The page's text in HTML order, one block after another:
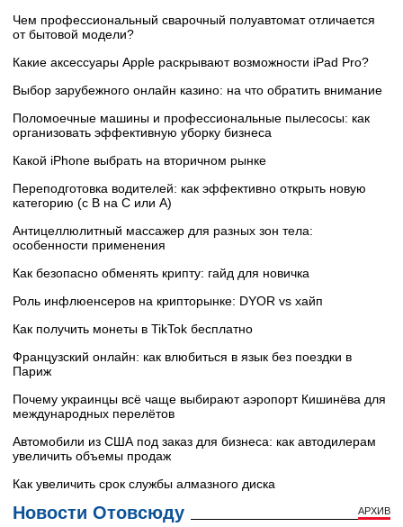
Чем профессиональный сварочный полуавтомат отличается
от бытовой модели?
Какие аксессуары Apple раскрывают возможности iPad Pro?
Выбор зарубежного онлайн казино: на что обратить внимание
Поломоечные машины и профессиональные пылесосы: как
организовать эффективную уборку бизнеса
Какой iPhone выбрать на вторичном рынке
Переподготовка водителей: как эффективно открыть новую
категорию (с B на C или А)
Антицеллюлитный массажер для разных зон тела:
особенности применения
Как безопасно обменять крипту: гайд для новичка
Роль инфлюенсеров на крипторынке: DYOR vs хайп
Как получить монеты в TikTok бесплатно
Французский онлайн: как влюбиться в язык без поездки в
Париж
Почему украинцы всё чаще выбирают аэропорт Кишинёва для
международных перелётов
Автомобили из США под заказ для бизнеса: как автодилерам
увеличить объемы продаж
Как увеличить срок службы алмазного диска
Новости Отовсюду АРХИВ